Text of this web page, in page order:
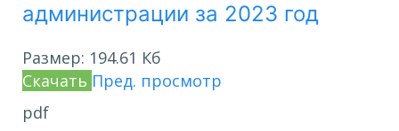
администрации за 2023 год
Размер: 194.61 Кб
Скачать Пред. просмотр
pdf